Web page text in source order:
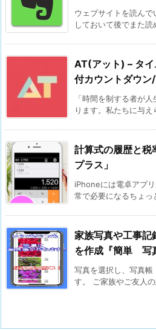
ウェブサイトを読ん
しておいて後でまた
AT(アット) – タ
付カウントダウ
「時間を制する者が
ります。私たちに与
計算式の履歴と税
プラス」
iPhoneには電卓アプ
常で必要になるちょっ
家族写真や工事記
を作成『簡単 写
写真を選択し、写真帳
す。 ご家族やご友人